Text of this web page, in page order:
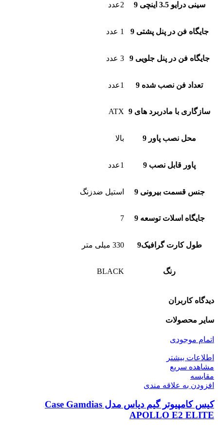
سینی درایو 3.5 اینچی 9 2عدد
جایگاه فن در پنل پشتی 9 1 عدد
جایگاه فن در پنل جلویی 9 3 عدد
تعداد فن نصب شده 9 1عدد
سازگاری با مادربرد های 9 ATX
محل نصب پاور 9 بالا
پاور قابل نصب 9 1عدد
جنس قسمت بیرونی 9 استیل ضدزنگ
جایگاه اسلات توسعه 9 7
طول کارت گرافیک9 330 میلی متر
رنگ BLACK
دیدگاه کاربران
سایر محصولات
اتمام موجودی
اطلاعات بیشتر
مشاهده سریع
مقایسه
افزودن به علاقه مندی
کیس کامپیوتر گیم دیاس مدل Case Gamdias
APOLLO E2 ELITE